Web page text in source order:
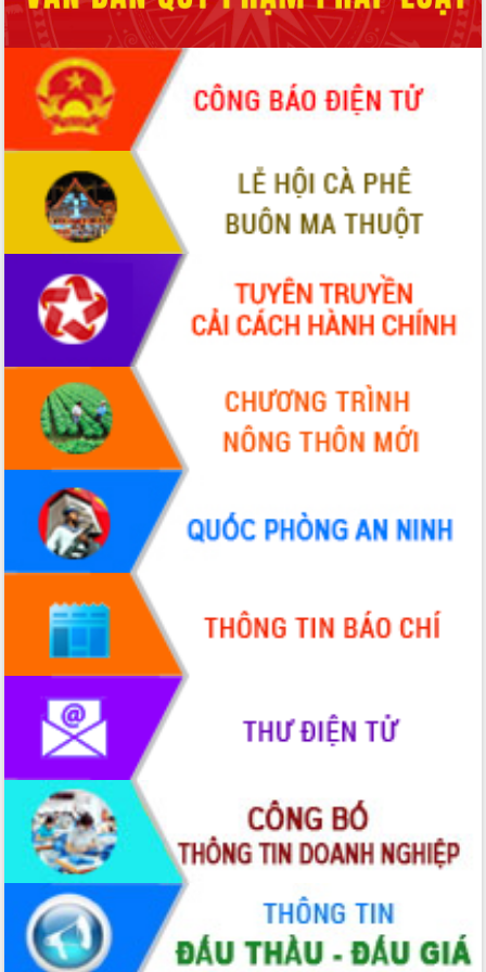
món ăn từ sầu riêng
Đắk Lắk công bố Quy hoạch và xúc
tiến đầu tư tỉnh
Ngành cá ngừ Đắk Lắk chủ động thích
ứng để giữ vững thị trường xuất khẩu
Diễn đàn Kinh tế tư nhân Việt Nam đột
phá cơ chế - Hợp tác công tư
Đề án 06 tạo bước ngoặt đột phá trong
cải cách hành chính tỉnh Đắk Lắk
Kết nối tour, đẩy mạnh chuyển đổi số
để phát triển du lịch Đắk Lắk
Khởi động Dự án Đầu tư xây dựng hạ
tầng kỹ thuật Cụm công nghiệp Tân
Tiến
Gặp mặt các cơ quan báo chí nhân Kỷ
niệm 101 năm Ngày Báo chí Cách
mạng Việt Nam
Đắk Lắk sơ kết 4 năm triển khai thực
hiện Đề án 06 của Chính phủ
Họp báo thông tin về Hội nghị Công bố
Quy hoạch và Xúc tiến đầu tư tỉnh Đắk
Lắk
Khơi thông điểm nghẽn, đẩy nhanh
giải ngân vốn khắc phục thiên tai
HĐND tỉnh thông qua điều chỉnh Quy
hoạch tỉnh thời kỳ 2021-2030
Hội thảo góp ý hồ sơ điều chỉnh quy
hoạch tỉnh Đắk Lắk thời kỳ 2021-2030,
tầm nhìn đến năm 2050
Nâng cao hiệu quả hoạt động của các
doanh nghiệp nhà nước
Hội nghị triển khai kết nối mạng
truyền số liệu chuyên dùng phục vụ cơ
quan Đảng, Nhà nước
Lễ phát động chuỗi hoạt động chung
tay làm sạch môi trường
Xã Ea Kar bước chuyển mình trong
công tác cải cách hành chính mô hình
mới
UBND tỉnh họp báo định kỳ tháng 4
năm 2026